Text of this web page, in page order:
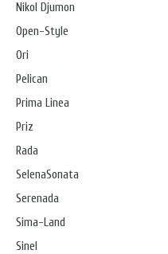
Nikol Djumon
Open-Style
Ori
Pelican
Prima Linea
Priz
Rada
SelenaSonata
Serenada
Sima-Land
Sinel